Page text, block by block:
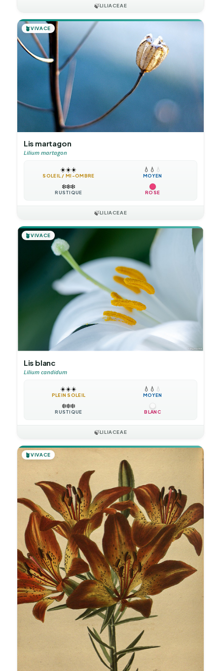
🍃LILIACEAE
🪴VIVACE
Lis martagon
Lilium martagon
☀️☀️☀️
SOLEIL / MI-OMBRE
💧 💧 💧
MOYEN
❄️❄️❄️
RUSTIQUE ROSE
🍃LILIACEAE
🪴VIVACE
Lis blanc
Lilium candidum
☀️☀️☀️
PLEIN SOLEIL
💧 💧 💧
MOYEN
❄️❄️❄️
RUSTIQUE BLANC
🍃LILIACEAE
🪴VIVACE